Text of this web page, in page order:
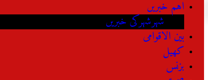
اہم خبریں
شہرشہرکی خبریں
بین الاقوامی
کھیل
بزنس